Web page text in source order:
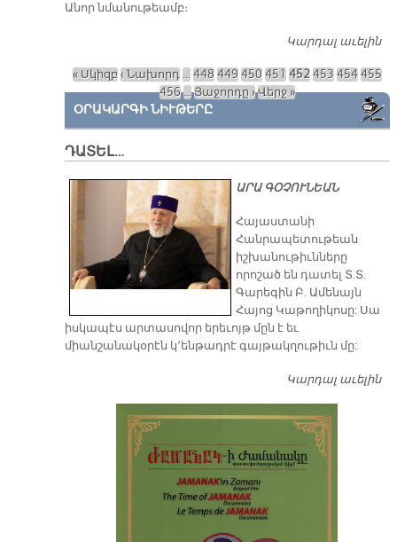
Ա­նոր նմա­նու­թեամբ։
Կարդալ աւելին
Էջեր
« Սկիզբ‹ Նախորդ …448449450451 452453454455
456…Յաջորդը ›Վերջ »
ՕՐԱԿԱՐԳԻ ՆԻՒԹԵՐԸ
ԴԱՏԵԼ…
ԱՐԱ ԳՕՉՈՒՆԵԱՆ
​Հայաստանի
Հանրապետութեան
իշխանութիւնները
որոշած են դատել Տ.Տ.
Գարեգին Բ. Ամենայն
Հայոց Կաթողիկոսը: Սա
իսկապէս արտասովոր երեւոյթ մըն է եւ
միանշանակօրէն կ՚ենթադրէ գայթակղութիւն մը:
Կարդալ աւելին